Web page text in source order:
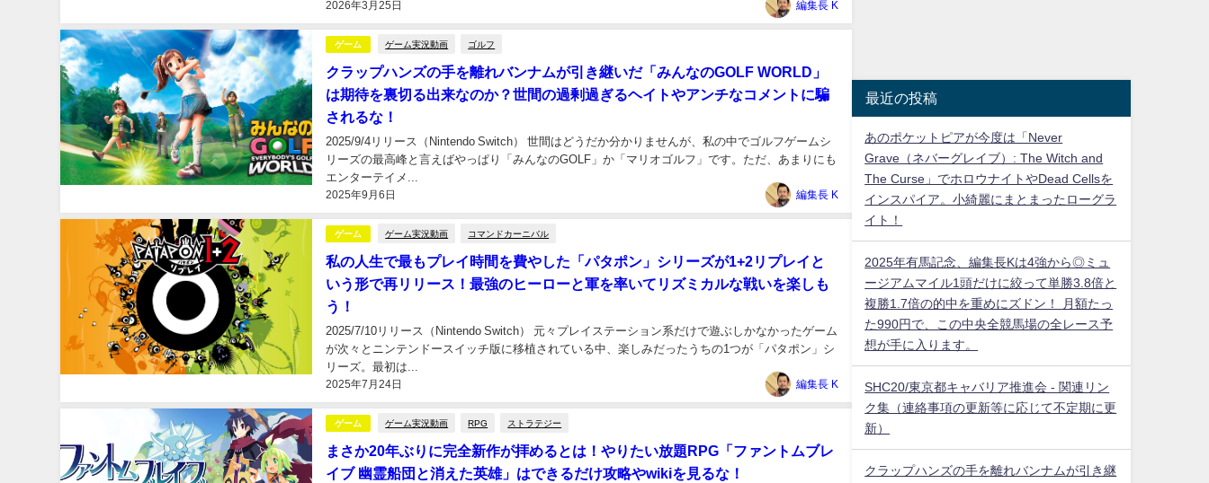
2026年3月25日 編集長 K
ゲーム ゲーム実況動画 ゴルフ
クラップハンズの手を離れバンナムが引き継いだ「みんなのGOLF WORLD」
は期待を裏切る出来なのか？世間の過剰過ぎるヘイトやアンチなコメントに騙
されるな！
2025年9月6日
2025/9/4リリース（Nintendo Switch） 世間はどうだか分かりませんが、私の中でゴルフゲームシ
リーズの最高峰と言えばやっぱり「みんなのGOLF」か「マリオゴルフ」です。ただ、あまりにも
エンターテイメ...
編集長 K
ゲーム ゲーム実況動画 コマンドカーニバル
私の人生で最もプレイ時間を費やした「パタポン」シリーズが1+2リプレイと
いう形で再リリース！最強のヒーローと軍を率いてリズミカルな戦いを楽しも
う！
2025年7月24日
2025/7/10リリース（Nintendo Switch） 元々プレイステーション系だけで遊ぶしかなかったゲーム
が次々とニンテンドースイッチ版に移植されている中、楽しみだったうちの1つが「パタポン」シ
リーズ。最初は...
編集長 K
ゲーム ゲーム実況動画 RPG ストラテジー
まさか20年ぶりに完全新作が拝めるとは！やりたい放題RPG「ファントムブレ
イブ 幽霊船団と消えた英雄」はできるだけ攻略やwikiを見るな！
最近の投稿
あのポケットピアが今度は「Never
Grave（ネバーグレイブ）: The Witch and
The Curse」でホロウナイトやDead Cellsを
インスパイア。小綺麗にまとまったローグラ
イト！
2025年有馬記念、編集長Kは4強から◎ミュ
ージアムマイル1頭だけに絞って単勝3.8倍と
複勝1.7倍の的中を重めにズドン！ 月額たっ
た990円で、この中央全競馬場の全レース予
想が手に入ります。
SHC20/東京都キャバリア推進会 - 関連リン
ク集（連絡事項の更新等に応じて不定期に更
新）
クラップハンズの手を離れバンナムが引き継